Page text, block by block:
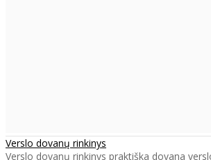
Verslo dovanų rinkinys
Verslo dovanų rinkinys praktiška dovana